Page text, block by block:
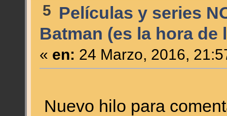
5 Películas y series
Batman (es la hora
« en: 24 Marzo, 2016,
Nuevo hilo para